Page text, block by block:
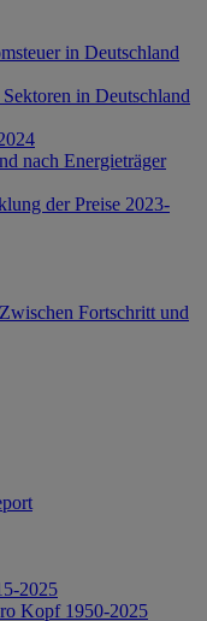
in Deutschland
in Deutschland
nach Energieträger
der Preise 2023-
Fortschritt und
2025
Kopf 1950-2025